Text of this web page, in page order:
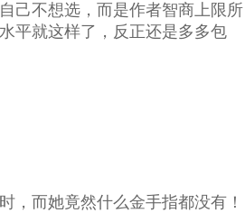
己不想选，而是作者智商上限所
平就这样了，反正还是多多包
，而她竟然什么金手指都没有！